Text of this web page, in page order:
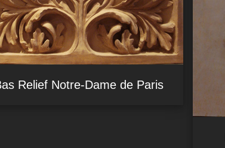
Relief Notre-Dame de Paris